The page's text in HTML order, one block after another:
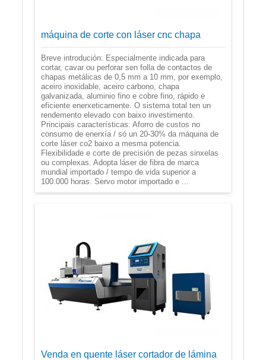
máquina de corte con láser cnc chapa
Breve introdución: Especialmente indicada para
cortar, cavar ou perforar sen folla de contactos de
chapas metálicas de 0,5 mm a 10 mm, por exemplo,
aceiro inoxidable, aceiro carbono, chapa
galvanizada, aluminio fino e cobre fino, rápido e
eficiente enerxeticamente. O sistema total ten un
rendemento elevado con baixo investimento.
Principais características: Aforro de custos no
consumo de enerxía / só un 20-30% da máquina de
corte láser co2 baixo a mesma potencia.
Flexibilidade e corte de precisión de pezas sinxelas
ou complexas. Adopta láser de fibra de marca
mundial importado / tempo de vida superior a
100.000 horas. Servo motor importado e ...
Venda en quente láser cortador de lámina